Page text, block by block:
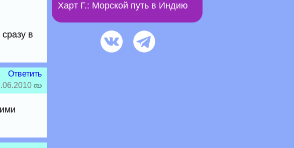
в
Ответить
Харт Г.: Морской путь в Индию